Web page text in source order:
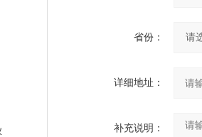
省份：
详细地址：
补充说明：